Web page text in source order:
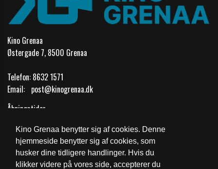
Kino Grenaa benytter sig af cookies. Denne
hjemmeside benytter sig af cookies, som
husker dine tidligere handlinger. Hvis du
klikker videre på vores side, accepterer du
Kino Grenaa
Østergade 7, 8500 Grenaa
Telefon: 8632 1571
Email: post@kinogrenaa.dk
Åbningstider
Cookie- og privatlivspolitik
Fødevarestyrelsens kontrolrapport